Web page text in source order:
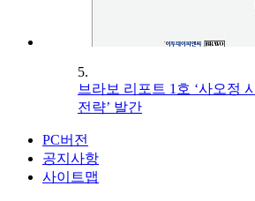
5.
브라보 리포트 1호 ‘사오정
전략’ 발간
PC버전
공지사항
사이트맵